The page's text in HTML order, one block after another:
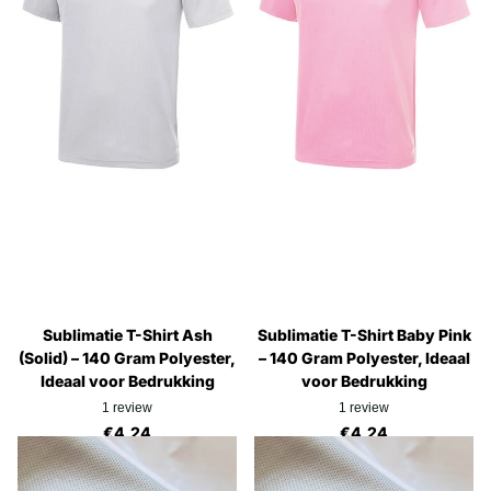
Sublimatie T-Shirt Ash
(Solid) – 140 Gram Polyester,
Ideaal voor Bedrukking
1 review
€4,24
Sublimatie T-Shirt Baby Pink
– 140 Gram Polyester, Ideaal
voor Bedrukking
1 review
€4,24